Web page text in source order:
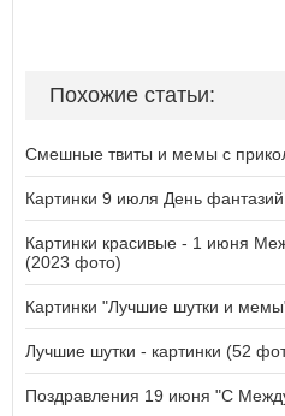
Похожие статьи:
Смешные твиты и мемы с
Картинки 9 июля День
Картинки красивые - 1 июня
(2023 фото)
Картинки "Лучшие шутки и
Лучшие шутки - картинки (52
Поздравления 19 июня "С